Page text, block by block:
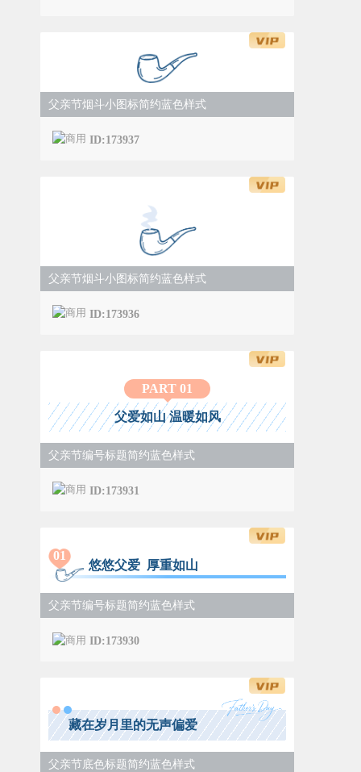
父亲节烟斗小图标简约蓝色样式
ID:173937
父亲节烟斗小图标简约蓝色样式
ID:173936
PART 01
父爱如山 温暖如风
父亲节编号标题简约蓝色样式
ID:173931
悠悠父爱 厚重如山
01
父亲节编号标题简约蓝色样式
ID:173930
藏在岁月里的无声偏爱
父亲节底色标题简约蓝色样式